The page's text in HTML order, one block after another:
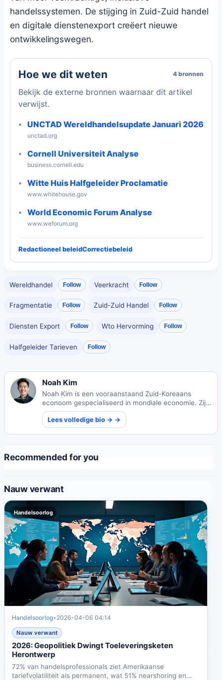
handelssystemen. De stijging in Zuid-Zuid handel
en digitale dienstenexport creëert nieuwe
ontwikkelingswegen.
Hoe we dit weten 4 bronnen
Bekijk de externe bronnen waarnaar dit artikel
verwijst.
UNCTAD Wereldhandelsupdate Januari 2026
unctad.org
Cornell Universiteit Analyse
business.cornell.edu
Witte Huis Halfgeleider Proclamatie
www.whitehouse.gov
World Economic Forum Analyse
www.weforum.org
Redactioneel beleidCorrectiebeleid
Wereldhandel Follow Veerkracht Follow
Fragmentatie Follow Zuid-Zuid Handel Follow
Diensten Export Follow Wto Hervorming Follow
Halfgeleider Tarieven Follow
Noah Kim
Noah Kim is een vooraanstaand Zuid-Koreaans
econoom gespecialiseerd in mondiale economie. Zijn
werk onderzoekt internationale marktdynamiek en de
wereldwijde impact van economisch beleid.
Lees volledige bio → →
Recommended for you
Nauw verwant
Handelsoorlog
Handelsoorlog• 2026-04-06 04:14
Nauw verwant
2026: Geopolitiek Dwingt Toeleveringsketen
Herontwerp
72% van handelsprofessionals ziet Amerikaanse
tariefvolatiliteit als permanent, wat 51% nearshoring en